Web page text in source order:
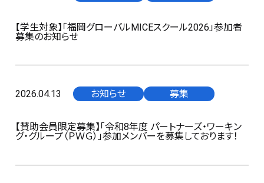
【学生対象】「福岡グローバルMICEスクール2026」参加者
募集のお知らせ
2026.04.13 お知らせ 募集
【賛助会員限定募集】「令和8年度 パートナーズ・ワーキン
グ・グループ（ＰＷＧ）」参加メンバーを募集しております！